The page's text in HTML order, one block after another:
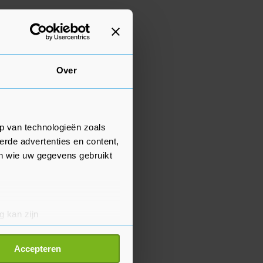
Over
van technologieën zoals
advertenties en content,
wie uw gegevens gebruikt
kan zijn
detailgedeelte
Accepteren